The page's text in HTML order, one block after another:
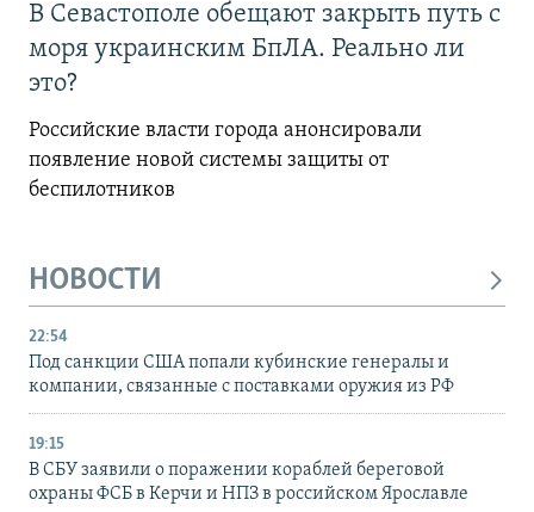
В Севастополе обещают закрыть путь с
моря украинским БпЛА. Реально ли
это?
Российские власти города анонсировали
появление новой системы защиты от
беспилотников
НОВОСТИ
22:54
Под санкции США попали кубинские генералы и
компании, связанные с поставками оружия из РФ
19:15
В СБУ заявили о поражении кораблей береговой
охраны ФСБ в Керчи и НПЗ в российском Ярославле